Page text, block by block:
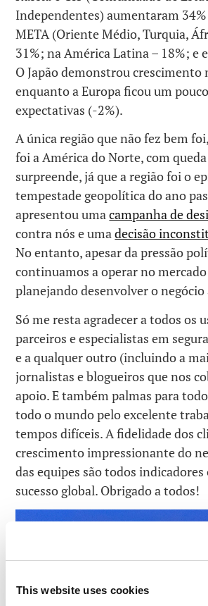
This website uses cookies
Independentes) aumentaram
META (Oriente Médio, Turquia,
31%; na América Latina – 18%; e
O Japão demonstrou crescimento
enquanto a Europa ficou um
expectativas (-2%).
A única região que não fez bem
foi a América do Norte, com
surpreende, já que a região foi o
tempestade geopolítica do ano
apresentou umacampanha de
contra nós e umadecisão
No entanto, apesar da pressão
continuamos a operar no
planejando desenvolver o
Só me resta agradecer a todos os
parceiros e especialistas em
e a qualquer outro (incluindo a
jornalistas e blogueiros que nos
apoio. E também palmas para
todo o mundo pelo excelente
tempos difíceis. A fidelidade dos
crescimento impressionante do
das equipes são todos indicadores
sucesso global. Obrigado a todos!